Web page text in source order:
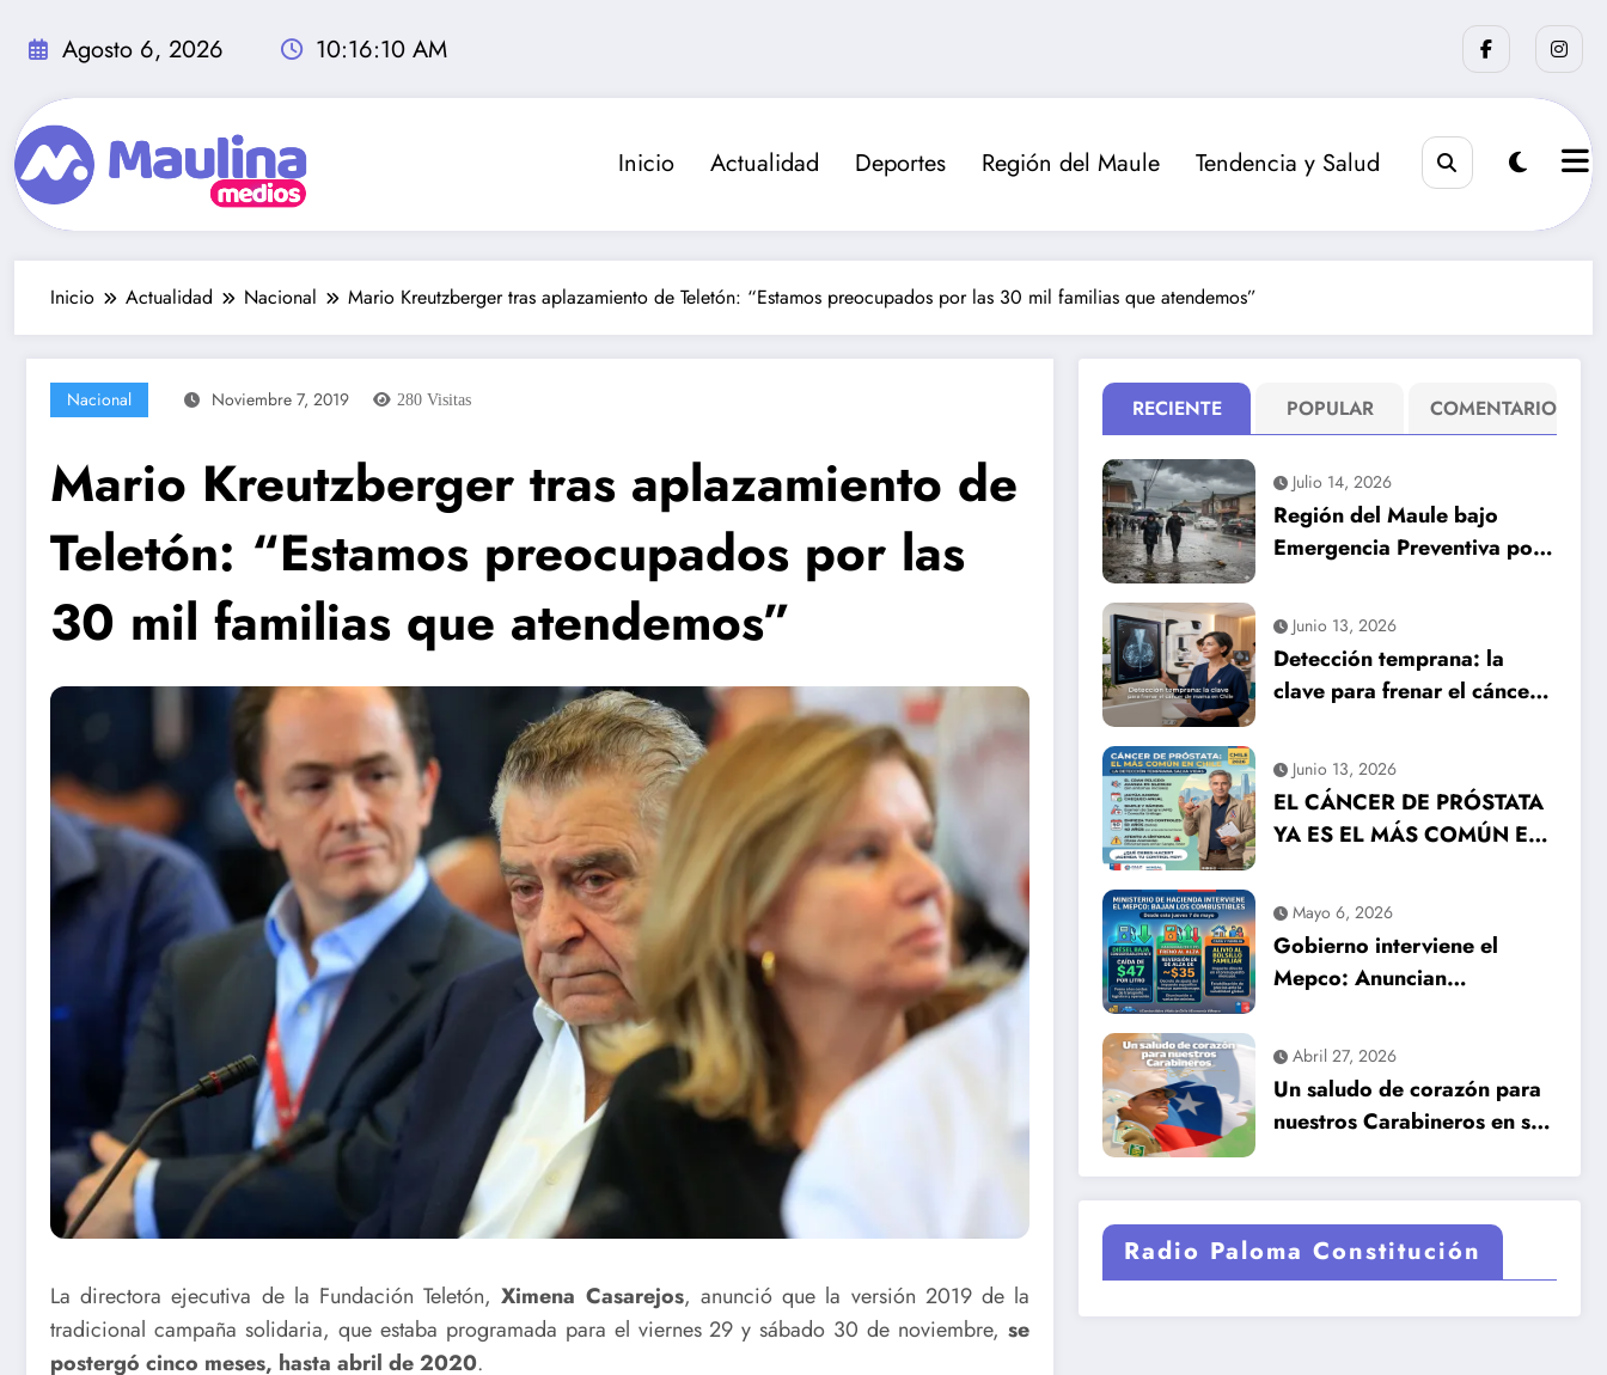
Agosto 6, 2026 10:16:11 AM
Inicio Actualidad Deportes Región del Maule Tendencia y Salud
Inicio Actualidad Nacional Mario Kreutzberger tras aplazamiento de Teletón: “Estamos preocupados por las 30 mil familias que atendemos”
Nacional Noviembre 7, 2019 280 Visitas
Mario Kreutzberger tras aplazamiento de
Teletón: “Estamos preocupados por las
30 mil familias que atendemos”
La directora ejecutiva de la Fundación Teletón,Ximena Casarejos, anunció que la versión 2019 de la
tradicional campaña solidaria, que estaba programada para el viernes 29 y sábado 30 de noviembre,se
postergó cinco meses, hasta abril de 2020.
RECIENTE POPULAR COMENTARIO
Julio 14, 2026
Región del Maule bajo
Emergencia Preventiva por
histórico
Junio 13, 2026
Detección temprana: la
clave para frenar el cáncer
Junio 13, 2026
EL CÁNCER DE PRÓSTATA
YA ES EL MÁS COMÚN EN
DETECCIÓN TEMPRANA
SALVA VIDAS
Mayo 6, 2026
Gobierno interviene el
Mepco: Anuncian
precio de los combustibles
Abril 27, 2026
Un saludo de corazón para
nuestros Carabineros en su
Radio Paloma Constitución